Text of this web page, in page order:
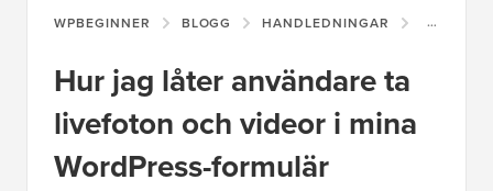
WPBEGINNER BLOGG HANDLEDNINGAR HUR
Hur jag låter användare ta
livefoton och videor i mina
WordPress-formulär